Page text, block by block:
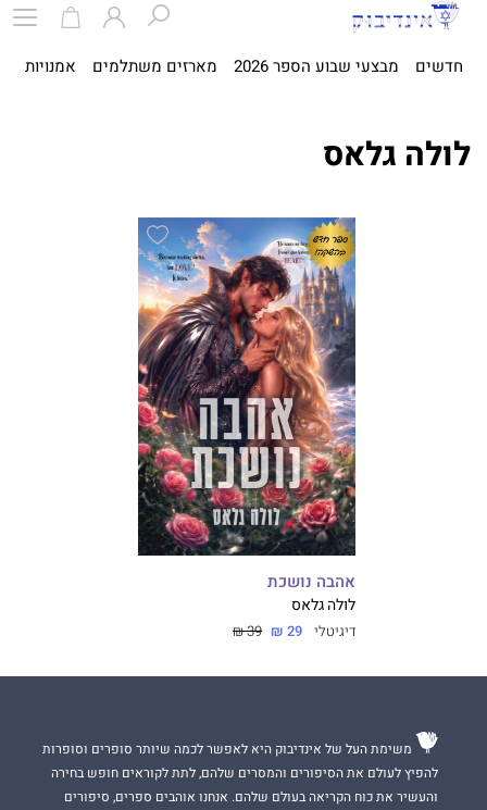
חדשים מבצעי שבוע הספר 2026 מארזים משתלמים אמנויות
לולה גלאס
אהבה נושכת
לולה גלאס
דיגיטלי 29 ₪
39 ₪
משימת העל של אינדיבוק היא לאפשר לכמה שיותר סופרים וסופרות
להפיץ לעולם את הסיפורים והמסרים שלהם, לתת לקוראים חופש בחירה
והעשיר את כוח הקריאה בעולם שלהם. אנחנו אוהבים ספרים, סיפורים